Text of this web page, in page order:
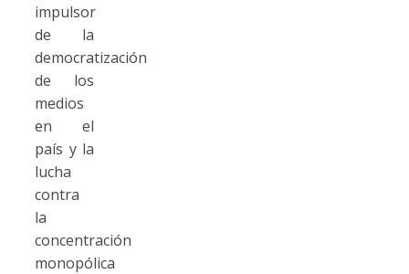
impulsor
de la
democratización
de los
medios
en el
país y la
lucha
contra
la
concentración
monopólica